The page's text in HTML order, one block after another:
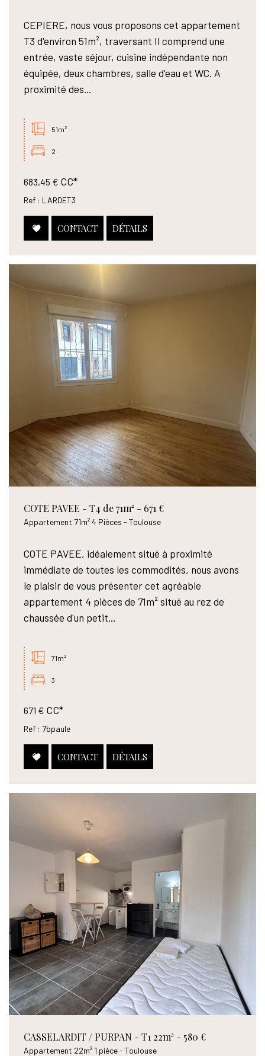
CEPIERE, nous vous proposons cet appartement
T3 d'environ 51m², traversant Il comprend une
entrée, vaste séjour, cuisine indépendante non
équipée, deux chambres, salle d'eau et WC. A
proximité des...
51m²
2
683,45 € CC*
Ref : LARDET3
CONTACT DÉTAILS
COTE PAVEE - T4 de 71m² - 671 €
Appartement 71m² 4 Pièces - Toulouse
COTE PAVEE, idéalement situé à proximité
immédiate de toutes les commodités, nous avons
le plaisir de vous présenter cet agréable
appartement 4 pièces de 71m² situé au rez de
chaussée d'un petit...
71m²
3
671 € CC*
Ref : 7bpaule
CONTACT DÉTAILS
CASSELARDIT / PURPAN - T1 22m² - 580 €
Appartement 22m² 1 pièce - Toulouse